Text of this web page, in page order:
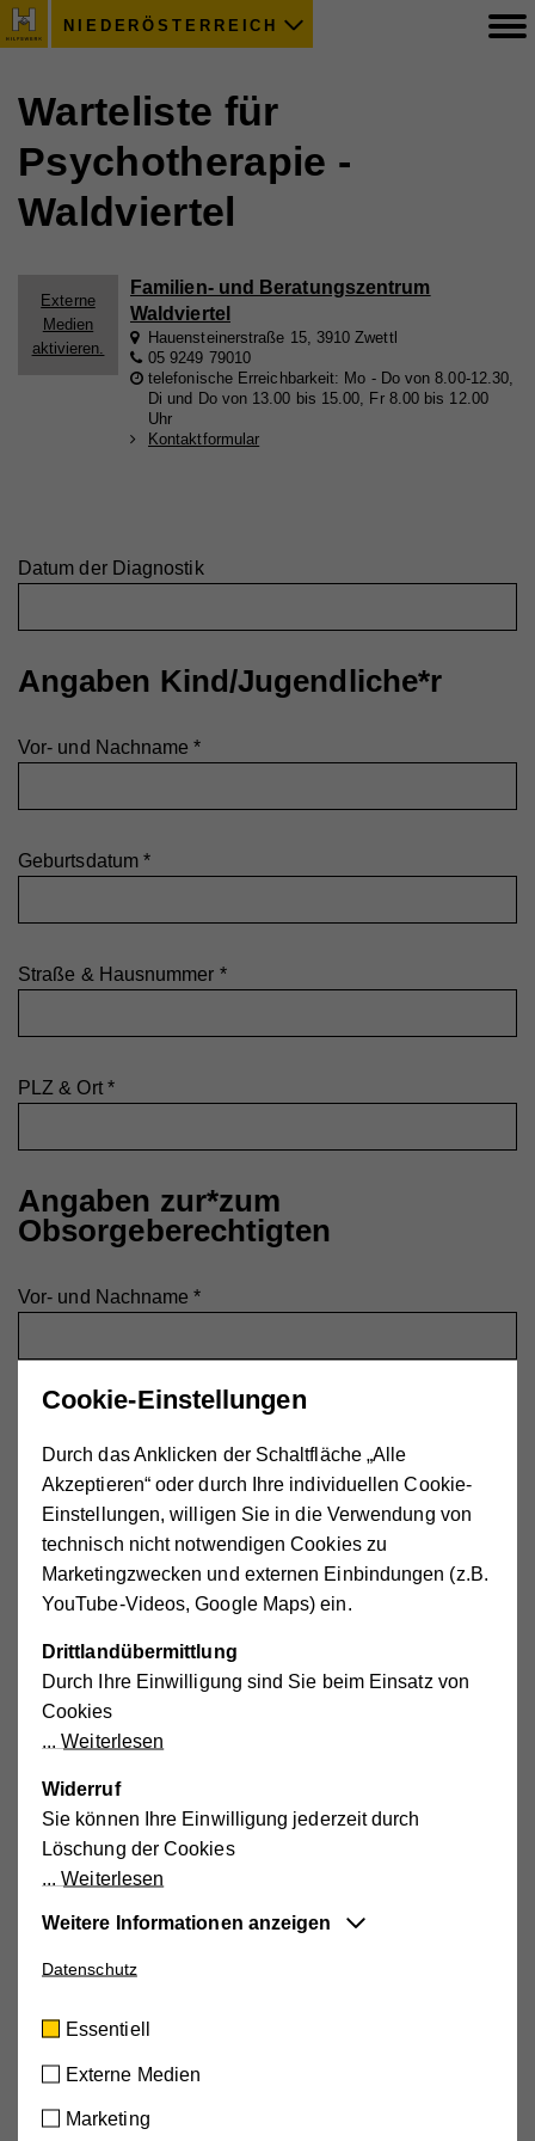
NIEDERÖSTERREICH
Warteliste für
Psychotherapie -
Waldviertel
Externe
Medien
aktivieren.
Familien- und Beratungszentrum
Waldviertel
Hauensteinerstraße 15, 3910 Zwettl
05 9249 79010
telefonische Erreichbarkeit: Mo - Do von 8.00-12.30,
Di und Do von 13.00 bis 15.00, Fr 8.00 bis 12.00
Uhr
Kontaktformular
Datum der Diagnostik
Angaben Kind/Jugendliche*r
Vor- und Nachname*
Geburtsdatum*
Straße & Hausnummer *
PLZ & Ort *
Angaben zur*zum
Obsorgeberechtigten
Vor- und Nachname*
Straße & Hausnummer*
PLZ & Ort*
Telefonnummer*
Ich habe die Informationen zum
und stimme diesen zu.*
Unterstützungsmöglichkeiten
Cookie-Einstellungen
Durch das Anklicken der Schaltfläche „Alle
Akzeptieren“ oder durch Ihre individuellen Cookie-
Einstellungen, willigen Sie in die Verwendung von
technisch nicht notwendigen Cookies zu
Marketingzwecken und externen Einbindungen (z.B.
YouTube-Videos, Google Maps) ein.
Drittlandübermittlung
Durch Ihre Einwilligung sind Sie beim Einsatz von
Cookies
Weiterlesen
Widerruf
Sie können Ihre Einwilligung jederzeit durch
Löschung der Cookies
Weiterlesen
Essentiell
zugrundeliegenden Vorgänge wichtig und
unterstützen wichtige Funktionen wie den
sicherzustellen, dass sie so funktioniert wie von
Weitere Informationen anzeigen
Datenschutz
Essentiell
Externe Medien
Marketing